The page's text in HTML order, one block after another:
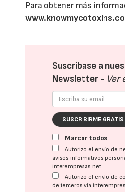
Para obtener más
Suscríbase a
Newsletter - Ver
SUSCRIBIRME GRATIS
Marcar todos
Autorizo el envío de
avisos informativos
interempresas.net
Autorizo el envío de
de terceros vía